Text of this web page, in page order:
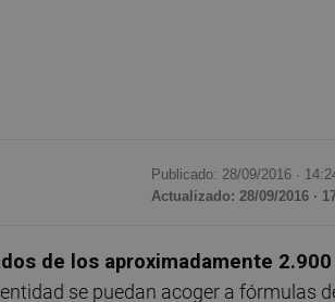
Publicado: 28/09/2016 ·
Actualizado: 28/09/2016 ·
de los aproximadamente 2.900
se puedan acoger a fórmulas